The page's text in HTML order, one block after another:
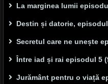
La marginea lumii
Destin și datorie,
Secretul care ne unește
Între iad și rai episodul 5
Jurământ pentru o viață